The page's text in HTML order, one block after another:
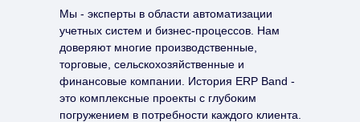
Мы - эксперты в области автоматизации
учетных систем и бизнес-процессов. Нам
доверяют многие производственные,
торговые, сельскохозяйственные и
финансовые компании. История ERP Band -
это комплексные проекты с глубоким
погружением в потребности каждого клиента.